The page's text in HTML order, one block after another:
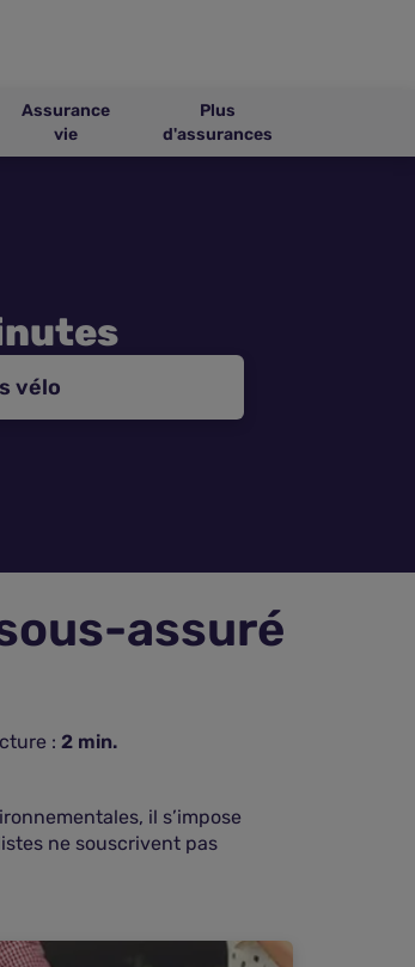
Assurance
vie
Plus
d'assurances
vélo
assuré
: 2 min.
il s’impose
ne souscrivent pas